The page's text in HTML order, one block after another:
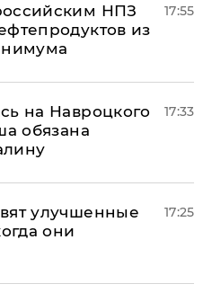
НПЗ
из
17:55
на Навроцкого
обязана
17:33
улучшенные
они
17:25